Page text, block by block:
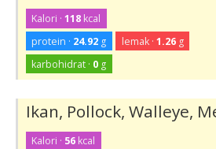
Kalori ·118 kcal
protein · 24.92 g lemak · 1.26g
karbohidrat · 0 g
Ikan, Pollock, Walleye,
Kalori · 56 kcal